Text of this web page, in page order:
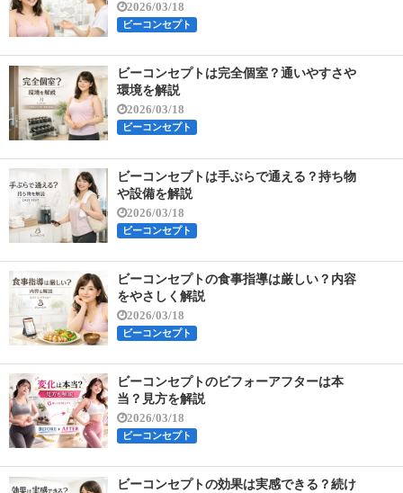
2026/03/18
ビーコンセプト
ビーコンセプトは完全個室？通いやすさや
環境を解説
2026/03/18
ビーコンセプト
ビーコンセプトは手ぶらで通える？持ち物
や設備を解説
2026/03/18
ビーコンセプト
ビーコンセプトの食事指導は厳しい？内容
をやさしく解説
2026/03/18
ビーコンセプト
ビーコンセプトのビフォーアフターは本
当？見方を解説
2026/03/18
ビーコンセプト
ビーコンセプトの効果は実感できる？続け